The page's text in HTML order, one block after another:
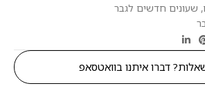
, שעונים חדשים לגבר
דברו איתנו בוואטסאפ